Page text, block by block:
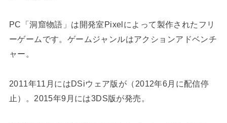
PC「洞窟物語」は開発室Pixelによって製作されたフリ
ーゲームです。ゲームジャンルはアクションアドベンチ
ャー。
2011年11月にはDSiウェア版が（2012年6月に配信停
止）。2015年9月には3DS版が発売。